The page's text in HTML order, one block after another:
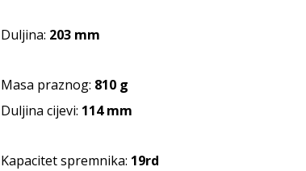
Duljina: 203 mm
Masa praznog: 810 g
Duljina cijevi: 114 mm
Kapacitet spremnika: 19rd